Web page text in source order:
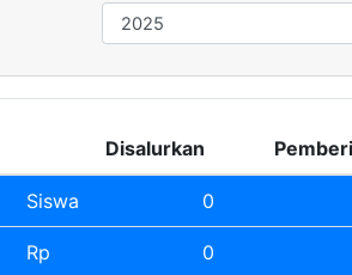
Disalurkan
Siswa 0
Rp 0